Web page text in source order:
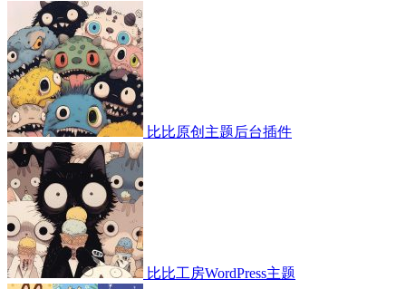
比比原创主题后台插件
比比工房WordPress主题